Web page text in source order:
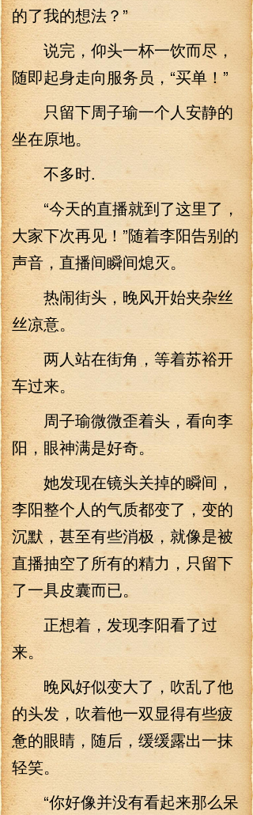
的了我的想法？”
说完，仰头一杯一饮而尽，
随即起身走向服务员，“买单！”
只留下周子瑜一个人安静的
坐在原地。
不多时.
“今天的直播就到了这里了，
大家下次再见！”随着李阳告别的
声音，直播间瞬间熄灭。
热闹街头，晚风开始夹杂丝
丝凉意。
两人站在街角，等着苏裕开
车过来。
周子瑜微微歪着头，看向李
阳，眼神满是好奇。
她发现在镜头关掉的瞬间，
李阳整个人的气质都变了，变的
沉默，甚至有些消极，就像是被
直播抽空了所有的精力，只留下
了一具皮囊而已。
正想着，发现李阳看了过
来。
晚风好似变大了，吹乱了他
的头发，吹着他一双显得有些疲
惫的眼睛，随后，缓缓露出一抹
轻笑。
“你好像并没有看起来那么呆